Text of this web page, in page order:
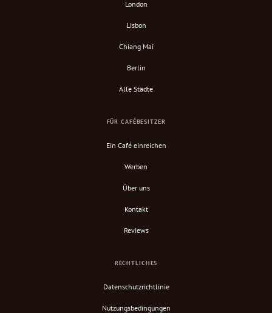
London
Lisbon
Chiang Mai
Berlin
Alle Städte
FÜR CAFÉBESITZER
Ein Café einreichen
Werben
Über uns
Kontakt
Reviews
RECHTLICHES
Datenschutzrichtlinie
Nutzungsbedingungen